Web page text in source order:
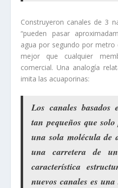
Construyeron canales de 3
“pueden pasar
agua por segundo por metro
mejor que cualquier
comercial. Una analogía
imita las acuaporinas:
Los canales basados
tan pequeños que
una sola molécula de
una carretera de
característica
nuevos canales es